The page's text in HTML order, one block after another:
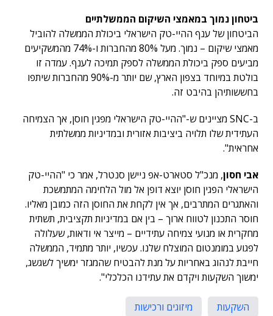
ביטחון נמוך במאמצי השיקום הממשלתיים
הביטחון של ענף ההיי-טק הישראלי ביכולת הממשלה להוביל
מאמצי שיקום – נמוך. מעל 80% מהחברות ו-74% מהמשקיעים
מביעים ספק ביכולת הממשלה לספק תמיכה לענף. עמדה זו
בולטת במיוחד בצפון הארץ, שם יותר מ-90% מהחברות שיתפו
בחששותיהן בהיבט זה.
ב-SNC מציינים ש-"ההיי-טק הישראלי מפגין חוסן, אך הצמיחה
העתידית שלו תלויה ביציבות אזורית ובמדיניות ממשלתית
אחראית".
אבי חסון, מנכ"ל סטארט-אפ ניישן סנטרל, אמר כי "ההיי-טק
הישראלי הפגין חוסן יוצא דופן אל מול הלחימה המתמשכת
והאתגרים המתרבים, אך אין לקחת את החוסן הזה כמובן מאליו.
חוסר התכנון לטווח ארוך – בין אם במדיניות תקציבית, תשתית
מחקרית או מנועי צמיחה עתידיים – מייצר אי ודאות, שעלולה
לפגוע במומנטום המוצלח שלנו. עכשיו, יותר מתמיד, הממשלה
חייבת לנהוג באחריות על מנת להבטיח שהמגזר ימשיך לשגשג,
ימשוך השקעות ויקדם את עתידנו הכלכלי".
השקעות
מיזוגים ורכישות